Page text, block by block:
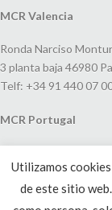
MCR Valencia
Ronda Narciso
3 planta baja 46980
Telf: +34 91 440 07
MCR Portugal
João V, 24
1250-091 Lisboa,
Utilizamos
de este sitio